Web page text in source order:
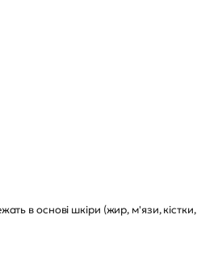
в основі шкіри (жир, м'язи, кістки,